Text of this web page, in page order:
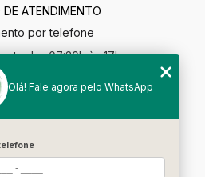
DE ATENDIMENTO
por telefone
das 07:30h às 17h
Empresa
Olá! Fale agora pelo WhatsApp